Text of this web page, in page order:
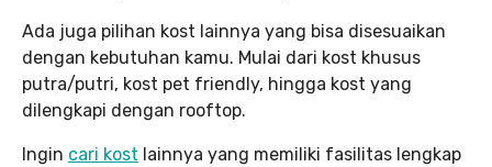
Ada juga pilihan kost lainnya yang bisa disesuaikan
dengan kebutuhan kamu. Mulai dari kost khusus
putra/putri, kost pet friendly, hingga kost yang
dilengkapi dengan rooftop.
Ingin cari kost lainnya yang memiliki fasilitas lengkap